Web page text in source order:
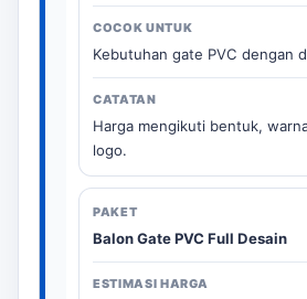
Kebutuhan gate PVC dengan
Harga mengikuti bentuk,
logo.
Balon Gate PVC Full Desain